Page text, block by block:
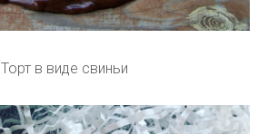
Торт в виде свиньи